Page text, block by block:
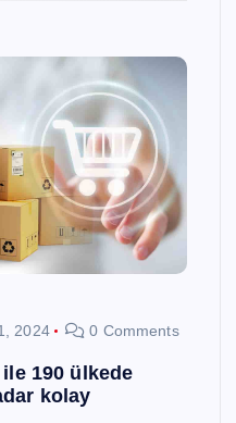
2024 0 Comments
190 ülkede
kolay